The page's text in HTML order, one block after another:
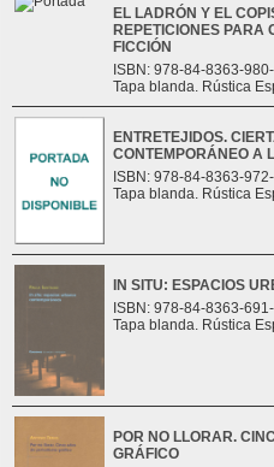
EL LADRÓN Y EL
REPETICIONES
FICCIÓN
ISBN: 978-84-8363-
Tapa blanda. Rústica
ENTRETEJIDOS.
CONTEMPORÁNEO A
ISBN: 978-84-8363-
Tapa blanda. Rústica
IN SITU: ESPACIOS
ISBN: 978-84-8363-
Tapa blanda. Rústica
POR NO LLORAR.
GRÁFICO